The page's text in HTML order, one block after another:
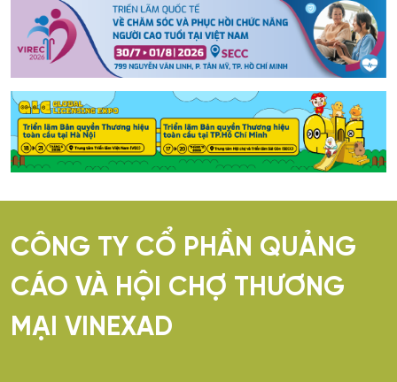
CÔNG TY CỔ PHẦN QUẢNG
CÁO VÀ HỘI CHỢ THƯƠNG
MẠI VINEXAD